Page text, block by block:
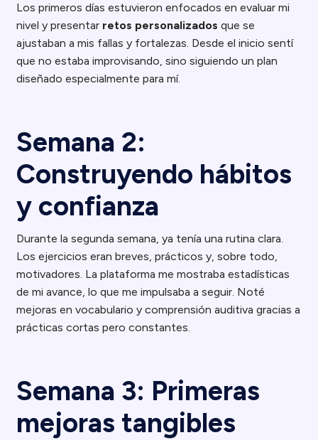
Los primeros días estuvieron enfocados en evaluar mi
nivel y presentar retos personalizados que se
ajustaban a mis fallas y fortalezas. Desde el inicio sentí
que no estaba improvisando, sino siguiendo un plan
diseñado especialmente para mí.
Semana 2:
Construyendo hábitos
y confianza
Durante la segunda semana, ya tenía una rutina clara.
Los ejercicios eran breves, prácticos y, sobre todo,
motivadores. La plataforma me mostraba estadísticas
de mi avance, lo que me impulsaba a seguir. Noté
mejoras en vocabulario y comprensión auditiva gracias a
prácticas cortas pero constantes.
Semana 3: Primeras
mejoras tangibles